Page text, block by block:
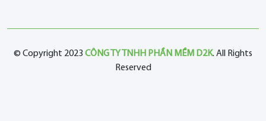
© Copyright 2023 CÔNG TY TNHH PHẦN MỀM D2K. All Rights
Reserved